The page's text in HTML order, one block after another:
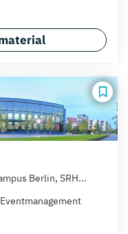
Berlin, SRH...